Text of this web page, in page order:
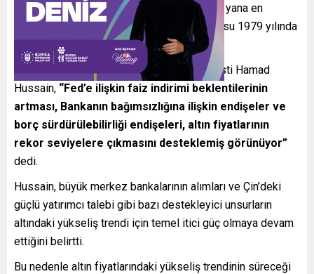
yüzde 43 kazandırdı. Ons altın 1979’dan bu yana en
yüksek yıllık artışa doğru ilerliyor. Altının onsu 1979 yılında
yatırımcısına yüzde 126,5 kazandırmıştı.
Capital Economics İklim ve Emtia Ekonomisti Hamad
Hussain, “Fed’e ilişkin faiz indirimi beklentilerinin
artması, Bankanın bağımsızlığına ilişkin endişeler ve
borç sürdürülebilirliği endişeleri, altın fiyatlarının
rekor seviyelere çıkmasını desteklemiş görünüyor”
dedi.
Hussain, büyük merkez bankalarının alımları ve Çin’deki
güçlü yatırımcı talebi gibi bazı destekleyici unsurların
altındaki yükseliş trendi için temel itici güç olmaya devam
ettiğini belirtti.
Bu nedenle altın fiyatlarındaki yükseliş trendinin süreceği